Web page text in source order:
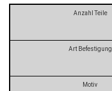
Anzahl Teile
Art Befestigung
Motiv